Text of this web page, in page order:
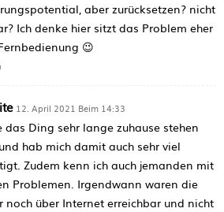
aber zurücksetzen? nicht
Ich denke hier sitzt das Problem eher
😉
12. April 2021 Beim 14:33
das Ding sehr lange zuhause stehen
hab mich damit auch sehr viel
Zudem kenn ich auch jemanden mit
Problemen. Irgendwann waren die
noch über Internet erreichbar und nicht